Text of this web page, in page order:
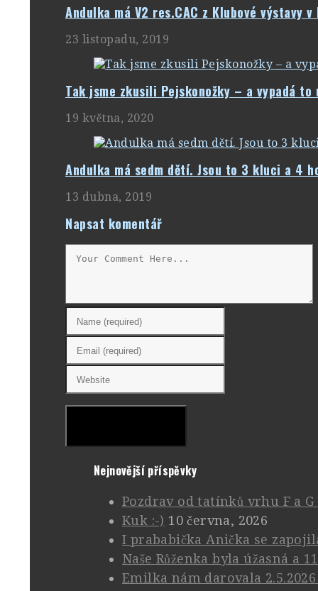
Andulka má V2 res.CAC z Klubové výstavy
23 listopadu, 2019
Tak jsme zkusili Pejskonožky – a vypadá to
19 května, 2020
Andulka má sedm dětí. Jsou to 3 kluci a 4
13 dubna, 2019
Napsat komentář
Nejnovější příspěvky
Pozdrav od tatínků vrhu F a G
Kuk :-) 10 června, 2026
I prababička Anička se
Naše Růženka byla úžasná a
Emilka nám darovala